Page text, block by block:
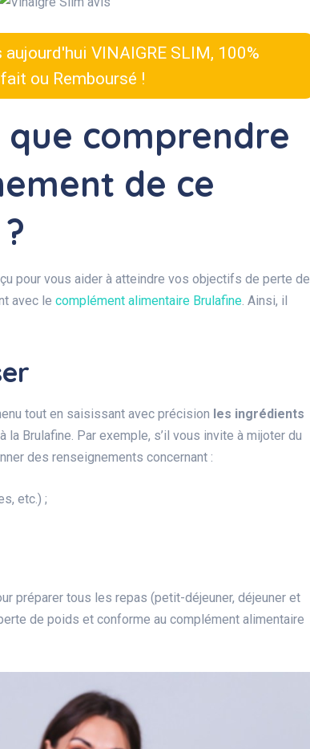
VINAIGRE SLIM, 100%
ou Remboursé !
que comprendre
de ce
pour vous aider à atteindre vos objectifs de perte de
avec le complément alimentaire Brulafine . Ainsi, il
tout en saisissant avec précision les ingrédients
la Brulafine. Par exemple, s’il vous invite à mijoter du
des renseignements concernant :
etc.) ;
préparer tous les repas (petit-déjeuner, déjeuner et
de poids et conforme au complément alimentaire